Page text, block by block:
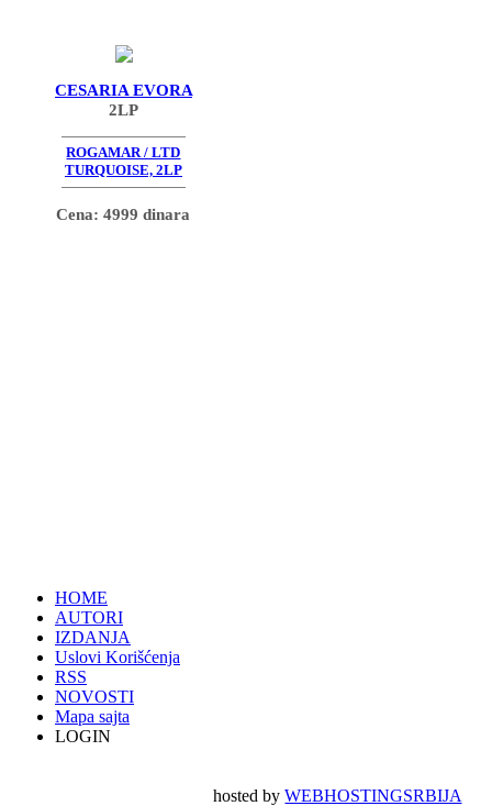
CESARIA EVORA
2LP
ROGAMAR / LTD
TURQUOISE, 2LP
Cena: 4999 dinara
HOME
AUTORI
IZDANJA
Uslovi Korišćenja
RSS
NOVOSTI
Mapa sajta
LOGIN
hosted byWEBHOSTINGSRBIJA